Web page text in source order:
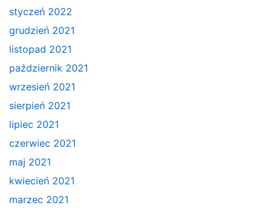
styczeń 2022
grudzień 2021
listopad 2021
październik 2021
wrzesień 2021
sierpień 2021
lipiec 2021
czerwiec 2021
maj 2021
kwiecień 2021
marzec 2021